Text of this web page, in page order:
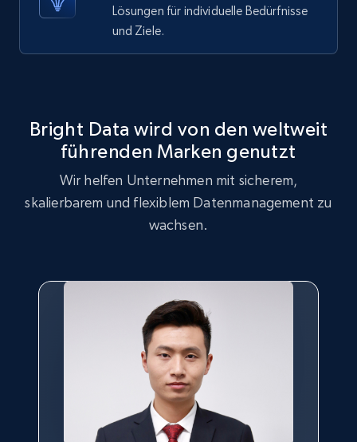
Etsy - Collects data from shop's URL
URL, Product id, Listing inventory id, Title, Rating,
Reviews count shop, Reviews count item, Initial
Amazon products search
Asin, URL, Name, Sponsored, Initial price, Final
1.6K+ 180+ Gratis testen
URL, Product id, Title, Product description,
Rating, Reviews count, Initial price, Discount,
Lösungen für individuelle Bedürfnisse
und Ziele.
Bright Data wird von den weltweit
führenden Marken genutzt
Wir helfen Unternehmen mit sicherem,
skalierbarem und flexiblem Datenmanagement zu
wachsen.